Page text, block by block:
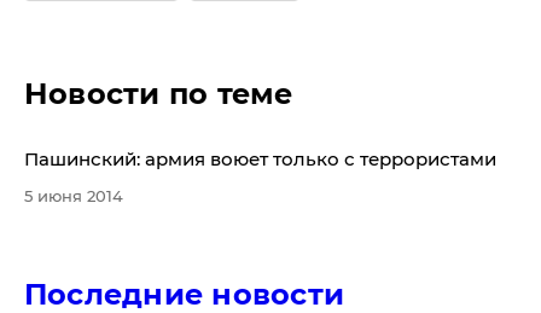
Новости по теме
Пашинский: армия воюет только с террористами
5 июня 2014
Последние новости